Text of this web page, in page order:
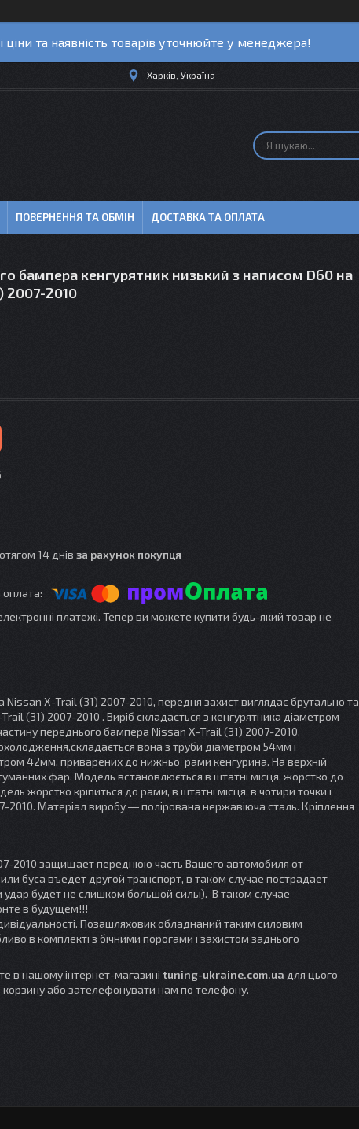
ціни та наявність товарів уточнюйте у менеджера!
Харків, Україна
ПОВЕРНЕННЯ ТА ОБМІН ДОСТАВКА ТА ОПЛАТА
бампера кенгурятник низький з написом D60 на
2007-2010
14 днів за рахунок покупця
платежі. Тепер ви можете купити будь-який товар не
Nissan X-Trail (31) 2007-2010, передня захиствиглядає брутально та
(31) 2007-2010 . Виріб складається з кенгурятника діаметром
переднього бампера Nissan X-Trail (31) 2007-2010,
складається вона з труби діаметром 54мм і
42мм, приварених до нижньої рами кенгурина. На верхній
фар. Модель встановлюється в штатні місця, жорстко до
жорстко кріпиться до рами, в штатні місця, в чотири точки і
2010. Матеріал виробу ― полірована нержавіюча сталь. Кріплення
2010 защищает переднюю часть Вашего автомобиля от
буса въедет другой транспорт, в таком случае пострадает
будет не слишком большой силы). В таком случае
в будущем!!!
Позашляховик обладнаний таким силовим
в комплекті з бічними порогами і захистом заднього
в нашому інтернет-магазині tuning-ukraine.com.ua для цього
або зателефонувати нам по телефону.